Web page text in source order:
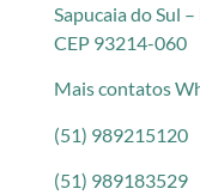
Sapucaia do Sul –
CEP 93214-060
Mais contatos
(51) 989215120
(51) 989183529